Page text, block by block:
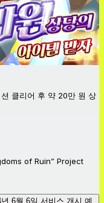
클리어 후 약 20만 원 상
of Ruin” Project
6월 6일 서비스 개시 예